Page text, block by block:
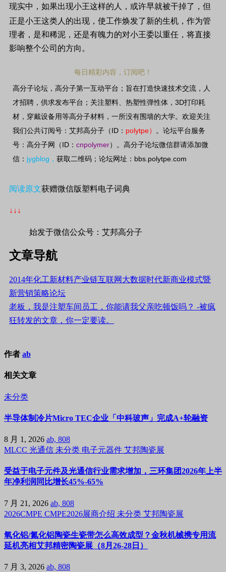
现实中，如果出现小王这样的人，或许早就被干掉了，但
正是小王这类人的出现，使工作焕发了新的生机，作为管
理者，是和稀泥，还是有魄力的对小王委以重任，将直接
影响整个公司的方向。
每日精彩内容，订阅吧！
高分子论坛，高分子第一互动平台；旨在打造快速技术交流，人
才招聘，供求发布平台；关注塑料、热塑性弹性体， 3D打印耗
材，穿戴设备用等高分子材料，一所没有围墙的大学。欢迎关注
我们公共订阅号：艾邦高分子（ ID ： polytpe） 。论坛平台服务
号：高分子网（ ID ： cnpolymer）。高分子论坛微信群请添加微
信： jygblog ， 获取二维码；论坛网址： bbs.polytpe.com
阅读原文获赠微信版塑料电子词典
↓↓↓
始发于微信公众号：艾邦高分子
文章导航
2014年化工新材料产业链互联网大数据时代新商业模式暨
新营销策略论坛
老板，我是注塑车间员工，你能请我父亲吃顿饭吗？ -被疯
狂转发的文章，你一定要读。
作者 ab
相关文章
未分类
半导体制冷片Micro TEC企业「中科玻声」完成A+轮融资
8 月 1, 2026 ab, 808
MLCC 光通信 未分类 电子元器件 艾邦陶瓷展
受益于电子元件及光通信行业需求增加，三环集团2026年上半
年净利润同比增长45%-65%
7 月 21, 2026 ab, 808
2026CMPE CMPE2026展商介绍 未分类 艾邦陶瓷展
氧化铝/氮化铝陶瓷生瓷带怎么高效成型？金秋机械携专用流
延机亮相艾邦精密陶瓷展（8月26-28日）
7 月 3, 2026 ab, 808